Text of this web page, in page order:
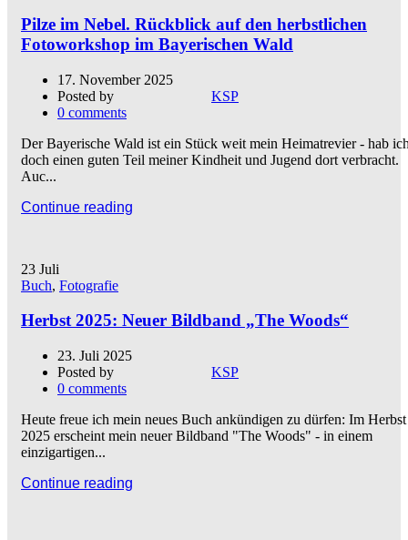
Pilze im Nebel. Rückblick auf den herbstlichen
Fotoworkshop im Bayerischen Wald
17. November 2025
Posted by
KSP
0 comments
Der Bayerische Wald ist ein Stück weit mein Heimatrevier - hab
doch einen guten Teil meiner Kindheit und Jugend dort verbracht.
Auc...
Continue reading
23 Juli
Buch, Fotografie
Herbst 2025: Neuer Bildband „The Woods“
23. Juli 2025
Posted by
KSP
0 comments
Heute freue ich mein neues Buch ankündigen zu dürfen: Im Herbst
2025 erscheint mein neuer Bildband "The Woods" - in einem
einzigartigen...
Continue reading